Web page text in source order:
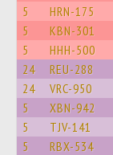
5 HRN-175
5 KBN-301
5 HHH-500
24 REU-288
24 VRC-950
5 XBN-942
5 TJV-141
5 RBX-534